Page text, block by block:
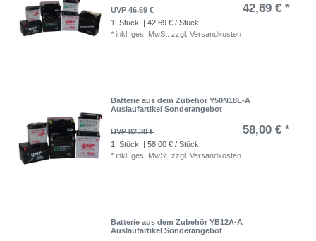
UVP 46,69 € 42,69 € *
1 Stück
| 42,69 € / Stück
*inkl. ges. MwSt. zzgl.Versandkosten
Batterie aus dem Zubehör Y50N18L-A
Auslaufartikel Sonderangebot
UVP 82,30 € 58,00 € *
1 Stück
| 58,00 € / Stück
*inkl. ges. MwSt. zzgl.Versandkosten
Batterie aus dem Zubehör YB12A-A
Auslaufartikel Sonderangebot